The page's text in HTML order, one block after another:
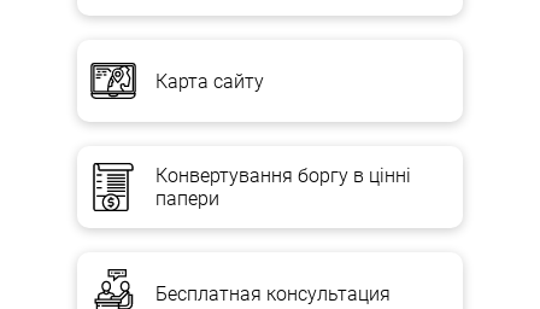
Карта сайту
Конвертування боргу в цінні
папери
Бесплатная консультация